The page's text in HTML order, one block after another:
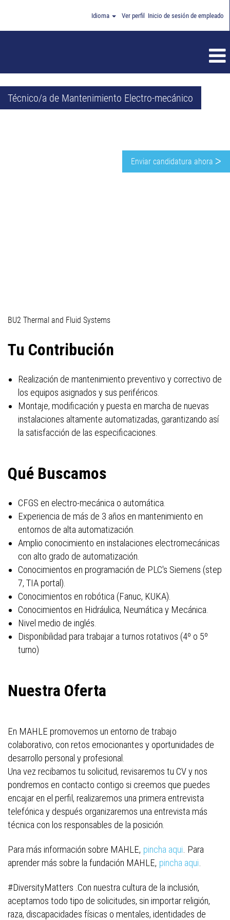
Idioma Ver perfil Inicio de sesión de empleado
Enviar candidatura ahora ᐳ
Técnico/a de Mantenimiento Electro-mecánico
BU2 Thermal and Fluid Systems
Tu Contribución
Realización de mantenimiento preventivo y correctivo de
los equipos asignados y sus periféricos.
Montaje, modificación y puesta en marcha de nuevas
instalaciones altamente automatizadas, garantizando así
la satisfacción de las especificaciones.
Qué Buscamos
CFGS en electro-mecánica o automática.
Experiencia de más de 3 años en mantenimiento en
entornos de alta automatización.
Amplio conocimiento en instalaciones electromecánicas
con alto grado de automatización.
Conocimientos en programación de PLC's Siemens (step
7, TIA portal).
Conocimientos en robótica (Fanuc, KUKA).
Conocimientos en Hidráulica, Neumática y Mecánica.
Nivel medio de inglés.
Disponibilidad para trabajar a turnos rotativos (4º o 5º
turno)
Nuestra Oferta
En MAHLE promovemos un entorno de trabajo
colaborativo, con retos emocionantes y oportunidades de
desarrollo personal y profesional.
Una vez recibamos tu solicitud, revisaremos tu CV y nos
pondremos en contacto contigo si creemos que puedes
encajar en el perfil, realizaremos una primera entrevista
telefónica y después organizaremos una entrevista más
técnica con los responsables de la posición.
Para más información sobre MAHLE, pincha aqui. Para
aprender más sobre la fundación MAHLE, pincha aqui.
#DiversityMatters .Con nuestra cultura de la inclusión,
aceptamos todo tipo de solicitudes, sin importar religión,
raza, discapacidades físicas o mentales, identidades de